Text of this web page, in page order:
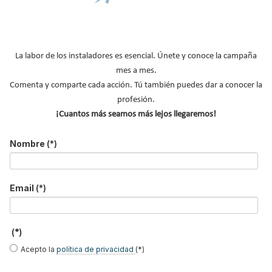
NOTICIAS DESTACADAS
Equilibrado hidráulico del suelo radiante:
La labor de los instaladores es esencial. Únete y conoce la campaña
mes a mes.
Comenta y comparte cada acción. Tú también puedes dar a conocer la
profesión.
¡Cuantos más seamos más lejos llegaremos!
Nombre (*)
Email (*)
(*)
Acepto la política de privacidad (*)